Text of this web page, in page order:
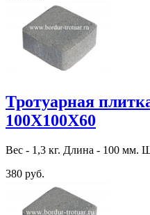
Тротуарная
100Х100Х60
Вес - 1,3 кг. Длина - 100 мм.
380 руб.